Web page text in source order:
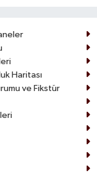
Haritası
ve Fikstür